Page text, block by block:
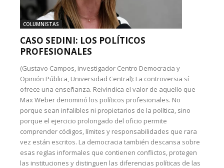
COLUMNISTAS
CASO SEDINI: LOS POLÍTICOS
PROFESIONALES
(Gustavo Campos, investigador Centro Democracia y
Opinión Pública, Universidad Central): La controversia sí
ofrece una enseñanza. Reivindica el valor de aquello que
Max Weber denominó los políticos profesionales. No
porque sean infalibles ni propietarios de la política, sino
porque el ejercicio prolongado del oficio permite
comprender códigos, límites y responsabilidades que rara
vez están escritos. La democracia también descansa sobre
esas reglas informales que contienen conflictos, protegen
las instituciones y distinguen las diferencias políticas de las